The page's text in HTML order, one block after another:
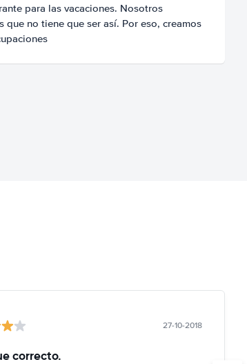
para las vacaciones. Nosotros
que no tiene que ser así. Por eso, creamos
27-10-2018
correcto.